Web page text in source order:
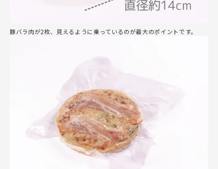
豚バラ肉が2枚、見えるように乗っているのが最大のポイントです。